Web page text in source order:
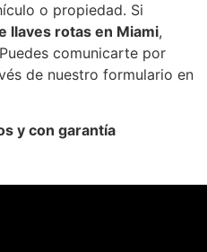
o propiedad. Si
llaves rotas en Miami,
comunicarte por
de nuestro formulario en
y con garantía